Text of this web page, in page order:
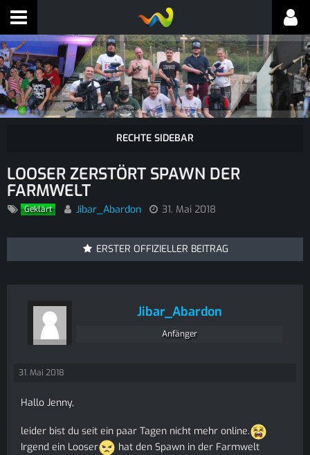
LOOSER ZERSTÖRT SPAWN DER
FARMWELT
Geklärt Jibar_Abardon 31. Mai 2018
ERSTER OFFIZIELLER BEITRAG
Jibar_Abardon
Anfänger
31. Mai 2018
Hallo Jenny,
leider bist du seit ein paar Tagen nicht mehr online.
Irgend ein Looser
hat den Spawn in der Farmwelt